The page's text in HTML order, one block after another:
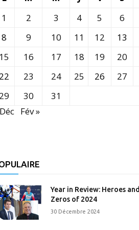
1
2 3 4 5 6
8
9 10 11 12 13
16 17 18 19 20
23 24 25 26 27
30
31
Fév »
Year in Review: Heroes and
Zeros of 2024
30 Décembre 2024